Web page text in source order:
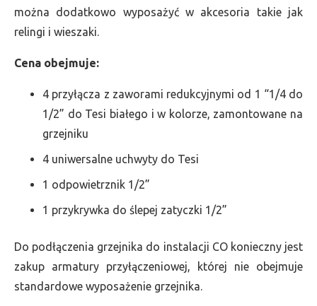
można dodatkowo wyposażyć w akcesoria takie jak
relingi i wieszaki.
Cena obejmuje:
4 przyłącza z zaworami redukcyjnymi od 1 “1/4 do
1/2” do Tesi białego i w kolorze, zamontowane na
grzejniku
4 uniwersalne uchwyty do Tesi
1 odpowietrznik 1/2”
1 przykrywka do ślepej zatyczki 1/2”
Do podłączenia grzejnika do instalacji CO konieczny jest
zakup armatury przyłączeniowej, której nie obejmuje
standardowe wyposażenie grzejnika.